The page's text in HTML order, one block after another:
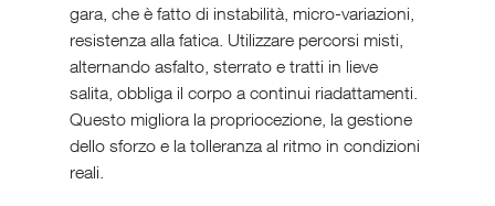
gara, che è fatto di instabilità, micro-variazioni,
resistenza alla fatica. Utilizzare percorsi misti,
alternando asfalto, sterrato e tratti in lieve
salita, obbliga il corpo a continui riadattamenti.
Questo migliora la propriocezione, la gestione
dello sforzo e la tolleranza al ritmo in condizioni
reali.